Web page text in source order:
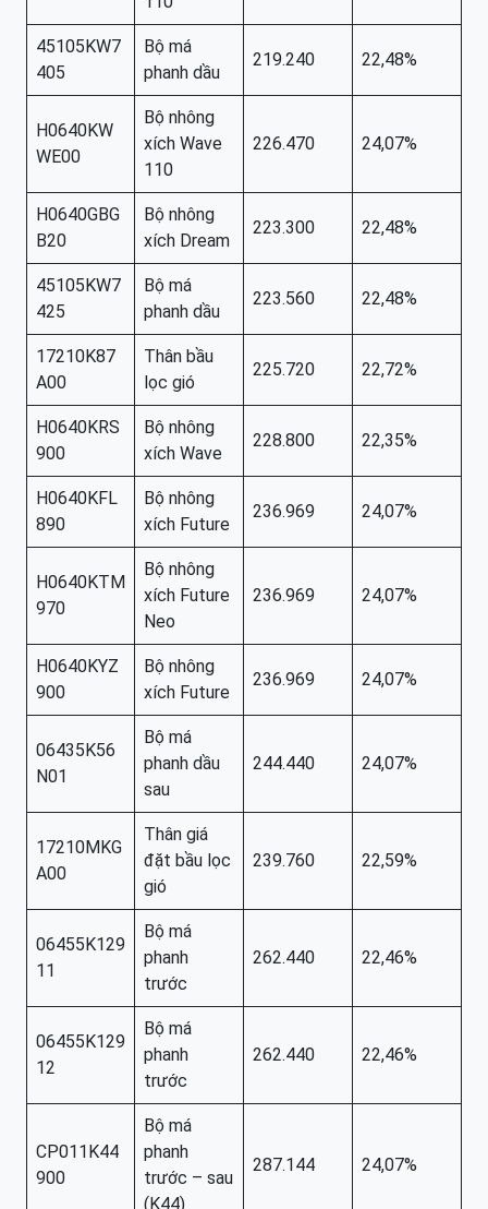
45105KW7
405
Bộ má
phanh dầu
219.240 22,48%
H0640KW
WE00
Bộ nhông
xích Wave
110
226.470 24,07%
H0640GBG
B20
Bộ nhông
xích Dream
223.300 22,48%
45105KW7
425
Bộ má
phanh dầu
223.560 22,48%
17210K87
A00
Thân bầu
lọc gió
225.720 22,72%
H0640KRS
900
Bộ nhông
xích Wave
228.800 22,35%
H0640KFL
890
Bộ nhông
xích Future
236.969 24,07%
H0640KTM
970
Bộ nhông
xích Future
Neo
236.969 24,07%
H0640KYZ
900
Bộ nhông
xích Future
236.969 24,07%
06435K56
N01
Bộ má
phanh dầu
sau
244.440 24,07%
17210MKG
A00
Thân giá
đặt bầu lọc
gió
239.760 22,59%
06455K129
11
Bộ má
phanh
trước
262.440 22,46%
06455K129
12
Bộ má
phanh
trước
262.440 22,46%
CP011K44
900
Bộ má
phanh
trước – sau
(K44)
287.144 24,07%